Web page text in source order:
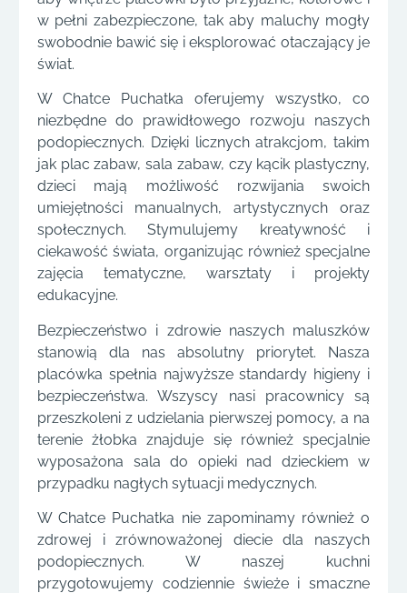
w pełni zabezpieczone, tak aby maluchy mogły
swobodnie bawić się i eksplorować otaczający je
świat.
W Chatce Puchatka oferujemy wszystko, co
niezbędne do prawidłowego rozwoju naszych
podopiecznych. Dzięki licznych atrakcjom, takim
jak plac zabaw, sala zabaw, czy kącik plastyczny,
dzieci mają możliwość rozwijania swoich
umiejętności manualnych, artystycznych oraz
społecznych. Stymulujemy kreatywność i
ciekawość świata, organizując również specjalne
zajęcia tematyczne, warsztaty i projekty
edukacyjne.
Bezpieczeństwo i zdrowie naszych maluszków
stanowią dla nas absolutny priorytet. Nasza
placówka spełnia najwyższe standardy higieny i
bezpieczeństwa. Wszyscy nasi pracownicy są
przeszkoleni z udzielania pierwszej pomocy, a na
terenie żłobka znajduje się również specjalnie
wyposażona sala do opieki nad dzieckiem w
przypadku nagłych sytuacji medycznych.
W Chatce Puchatka nie zapominamy również o
zdrowej i zrównoważonej diecie dla naszych
podopiecznych. W naszej kuchni
przygotowujemy codziennie świeże i smaczne